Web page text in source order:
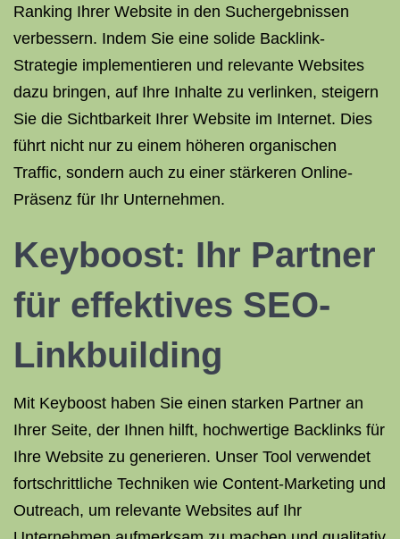
Ranking Ihrer Website in den Suchergebnissen
verbessern. Indem Sie eine solide Backlink-
Strategie implementieren und relevante Websites
dazu bringen, auf Ihre Inhalte zu verlinken, steigern
Sie die Sichtbarkeit Ihrer Website im Internet. Dies
führt nicht nur zu einem höheren organischen
Traffic, sondern auch zu einer stärkeren Online-
Präsenz für Ihr Unternehmen.
Keyboost: Ihr Partner
für effektives SEO-
Linkbuilding
Mit Keyboost haben Sie einen starken Partner an
Ihrer Seite, der Ihnen hilft, hochwertige Backlinks für
Ihre Website zu generieren. Unser Tool verwendet
fortschrittliche Techniken wie Content-Marketing und
Outreach, um relevante Websites auf Ihr